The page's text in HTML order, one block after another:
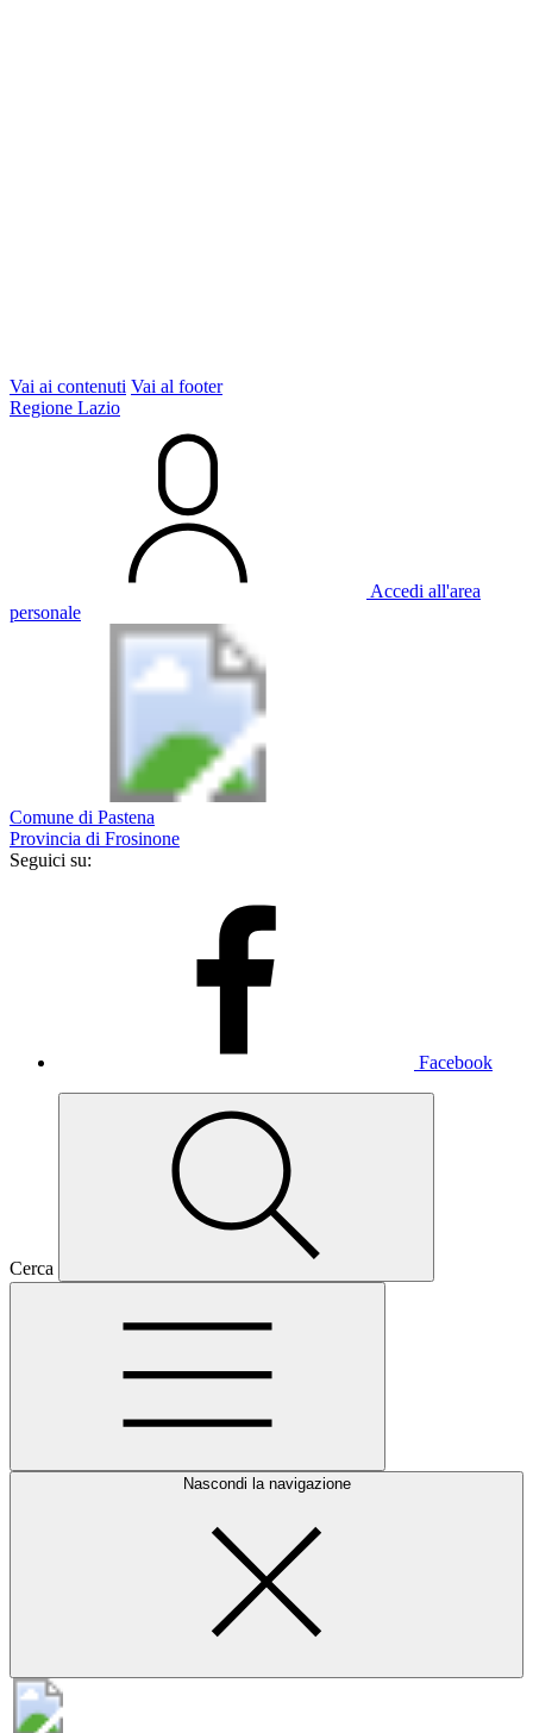
Vai ai contenuti Vai al footer
Regione Lazio
Accedi all'area
personale
Comune di Pastena
Provincia di Frosinone
Seguici su:
Facebook
Cerca
Nascondi la navigazione